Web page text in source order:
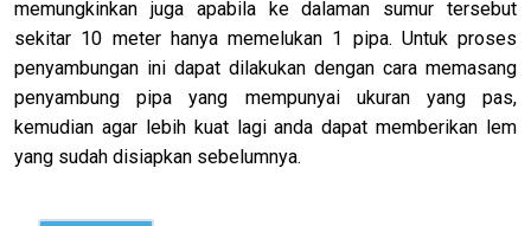
memungkinkan juga apabila ke dalaman sumur tersebut
sekitar 10 meter hanya memelukan 1 pipa. Untuk proses
penyambungan ini dapat dilakukan dengan cara memasang
penyambung pipa yang mempunyai ukuran yang pas,
kemudian agar lebih kuat lagi anda dapat memberikan lem
yang sudah disiapkan sebelumnya.